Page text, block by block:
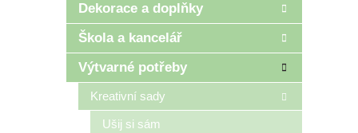
r
n
Dekorace a doplňky
Škola a kancelář
Výtvarné potřeby
Kreativní sady
Ušij si sám